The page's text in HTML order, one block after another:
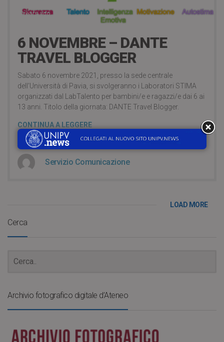
5 years ago
6 NOVEMBRE – DANTE
TRAVEL BLOGGER
Sabato 6 novembre 2021, presso la sede centrale
dell’Università di Pavia, si svolgeranno i Laboratori STIMA
organizzati dal LabTalento per bambini/e e ragazzi/e dai 6 ai
13 anni. Titolo della giornata: DANTE Travel Blogger.
CONTINUA A LEGGERE
Servizio Comunicazione
LOAD MORE
Cerca
Archivio fotografico digitale d’Ateneo